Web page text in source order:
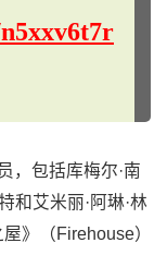
，包括库梅尔·南
和艾米丽·阿琳·林
》（Firehouse）